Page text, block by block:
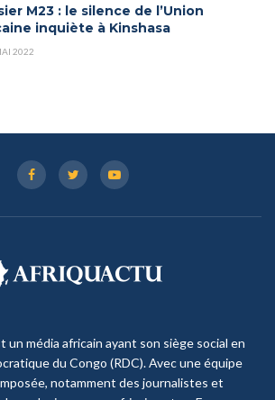
M23 : le silence de l’Union
inquiète à Kinshasa
2022
média africain ayant son siège social en
du Congo (RDC). Avec une équipe
notamment des journalistes et